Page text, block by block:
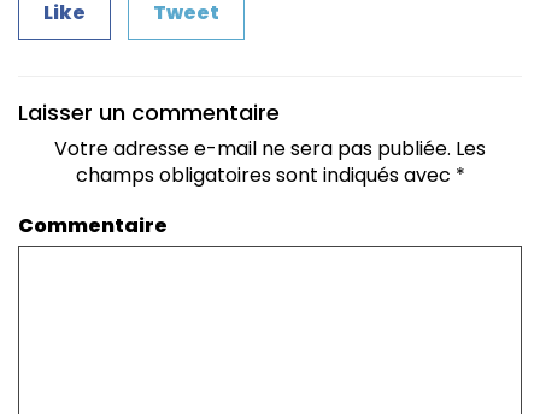
Like Tweet
Laisser un commentaire
Votre adresse e-mail ne sera pas publiée. Les
champs obligatoires sont indiqués avec *
Commentaire